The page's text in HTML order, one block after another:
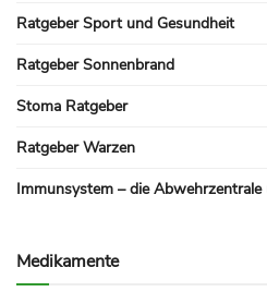
Ratgeber Sport und Gesundheit
Ratgeber Sonnenbrand
Stoma Ratgeber
Ratgeber Warzen
Immunsystem – die Abwehrzentrale
Medikamente